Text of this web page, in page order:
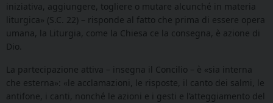
iniziativa, aggiungere, togliere o mutare alcunché in materia
liturgica» (S.C. 22) – risponde al fatto che prima di essere opera
umana, la Liturgia, come la Chiesa ce la consegna, è azione di
Dio.
La partecipazione attiva – insegna il Concilio – è «sia interna
che esterna»: «le acclamazioni, le risposte, il canto dei salmi, le
antifone, i canti, nonché le azioni e i gesti e l’atteggiamento del